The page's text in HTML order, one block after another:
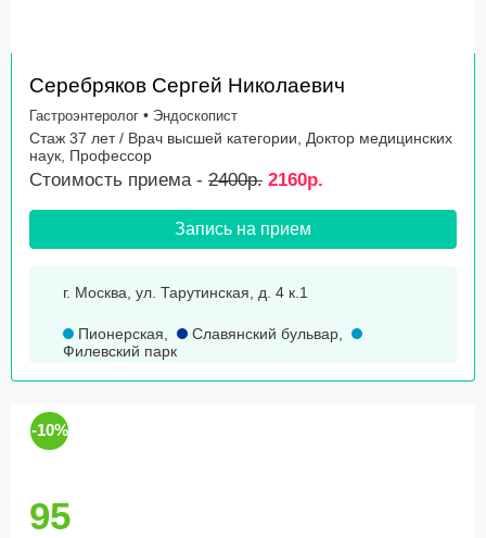
Серебряков Сергей Николаевич
Гастроэнтеролог • Эндоскопист
Стаж 37 лет / Врач высшей категории, Доктор медицинских
наук, Профессор
Стоимость приема - 2400р. 2160р.
Запись на прием
г. Москва, ул. Тарутинская, д. 4 к.1
Пионерская Славянский бульвар
Филевский парк
-10%
95